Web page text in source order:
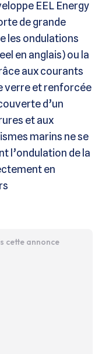
EEL Energy
de grande
les ondulations
en anglais) ou la
aux courants
verre et renforcée
d’un
et aux
marins ne se
l’ondulation de la
en
cette annonce